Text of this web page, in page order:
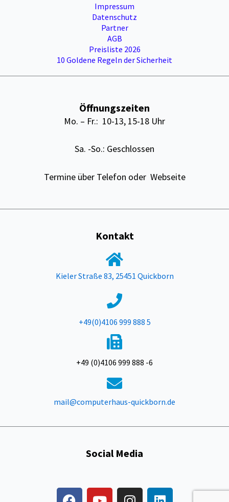
Impressum
Datenschutz
Partner
AGB
Preisliste 2026
10 Goldene Regeln der Sicherheit
Öffnungszeiten
Mo. – Fr.: 10-13, 15-18 Uhr
Sa. -So.: Geschlossen
Termine über Telefon oder Webseite
Kontakt
Kieler Straße 83, 25451 Quickborn
+49(0)4106 999 888 5
+49 (0)4106 999 888 -6
mail@computerhaus-quickborn.de
Social Media
F
Y
I
L